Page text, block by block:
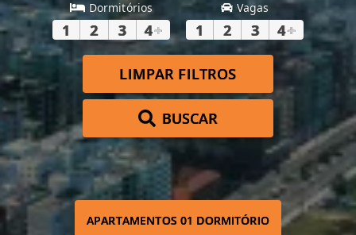
Dormitórios
1 2 3 4+
Vagas
1 2 3 4+
LIMPAR FILTROS
BUSCAR
APARTAMENTOS 01 DORMITÓRIO